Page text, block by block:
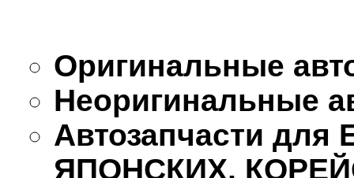
Оригинальные
Неоригинальные
Автозапчасти
ЯПОНСКИХ,